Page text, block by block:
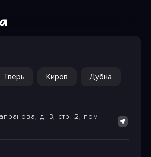
Тверь Киров Дубна
д. 3, стр. 2, пом.